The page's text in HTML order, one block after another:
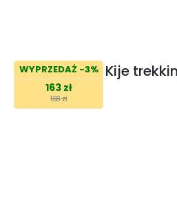
WYPRZEDAŻ -3%
163 zł
168 zł
Kije